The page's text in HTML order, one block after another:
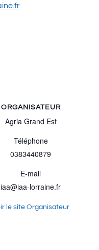
ORGANISATEUR
Agria Grand Est
Téléphone
0383440879
E-mail
iaa@iaa-lorraine.fr
le site Organisateur